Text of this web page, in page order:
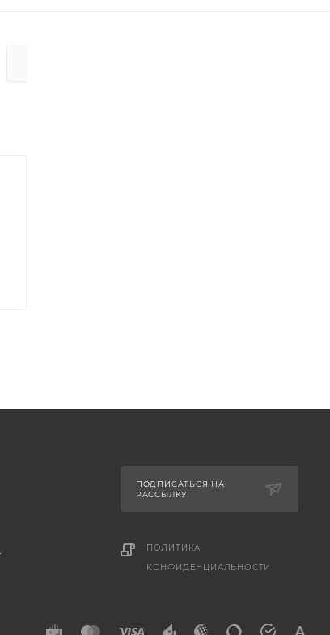
ПОДПИСАТЬСЯ НА
РАССЫЛКУ
ПОЛИТИКА
КОНФИДЕНЦИАЛЬНОСТИ